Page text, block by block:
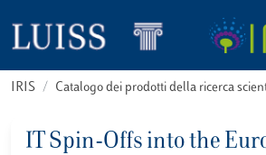
IRIS Catalogo dei prodotti della ricerca
IT Spin-Offs into the